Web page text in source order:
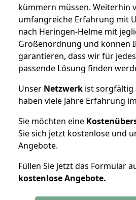
kümmern müssen. Weiterhin
umfangreiche Erfahrung mit
nach Heringen-Helme mit
Größenordnung und können
garantieren, dass wir für
passende Lösung finden
Unser Netzwerk ist sorgfältig
haben viele Jahre Erfahrung
Sie möchten eine
Sie sich jetzt kostenlose und
Angebote.
Füllen Sie jetzt das Formular
kostenloseAngebote.